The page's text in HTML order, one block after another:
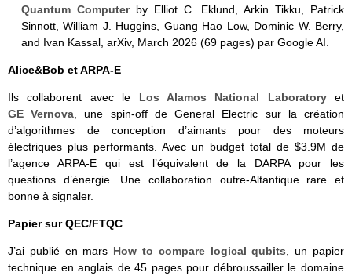
Quantum Computerby Elliot C. Eklund, Arkin Tikku, Patrick
Sinnott, William J. Huggins, Guang Hao Low, Dominic W. Berry,
and Ivan Kassal, arXiv, March 2026 (69 pages) par Google AI.
Alice&Bob et ARPA-E
Ils collaborent avec le Los Alamos National Laboratoryet
GE Vernova , une spin-off de General Electric sur la création
d’algorithmes de conception d’aimants pour des moteurs
électriques plus performants. Avec un budget total de $3.9M de
l’agence ARPA-E qui est l’équivalent de la DARPA pour les
questions d’énergie. Une collaboration outre-Altantique rare et
bonne à signaler.
Papier sur QEC/FTQC
J’ai publié en mars How to compare logical qubits , un papier
technique en anglais de 45 pages pour débroussailler le domaine